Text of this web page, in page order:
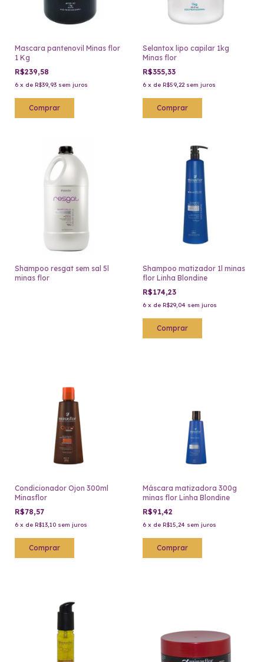
Mascara pantenovil Minas flor
1 Kg
R$239,58
6 x de R$39,93 sem juros
Selantox lipo capilar 1kg
Minas flor
R$355,33
6 x de R$59,22 sem juros
Shampoo resgat sem sal 5l
minas flor
Shampoo matizador 1l minas
flor Linha Blondine
R$174,23
6 x de R$29,04 sem juros
Condicionador Ojon 300ml
Minasflor
R$78,57
6 x de R$13,10 sem juros
Máscara matizadora 300g
minas flor Linha Blondine
R$91,42
6 x de R$15,24 sem juros